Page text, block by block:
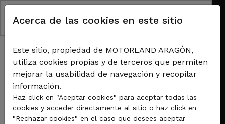
Pasar al contenido principal
RUTA DE NAVEGACIÓN
MotorLand Aragón acogerá más de una veintena de eventos deportivos en
2020
Acerca de las cookies en este sitio
Este sitio, propiedad de MOTORLAND ARAGÓN,
utiliza cookies propias y de terceros que permiten
mejorar la usabilidad de navegación y recopilar
información.
Haz click en "Aceptar cookies" para aceptar todas las
cookies y acceder directamente al sitio o haz click en
"Rechazar cookies" en el caso que desees aceptar